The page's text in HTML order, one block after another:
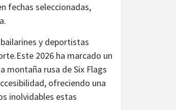
fechas seleccionadas,
y deportistas
2026 ha marcado un
montaña rusa de Six Flags
ofreciendo una
inolvidables estas